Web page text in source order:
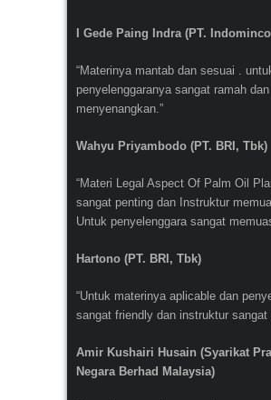
I Gede Paing Indra (PT.
“Materinya mantab dan sesuai .
penyelenggaranya sangat ramah dan
menyenangkan.”
Wahyu Priyambodo (PT. BRI, Tbk)
“Materi Legal Aspect Of Palm Oil
sangat penting dan Instruktur
Untuk penyelenggara sangat
Hartono (PT. BRI, Tbk)
“Untuk materinya aplicable dan
sangat friendly dan instruktur sangat
Amir Kushairi Husain (Syarikat
Negara Berhad Malaysia)